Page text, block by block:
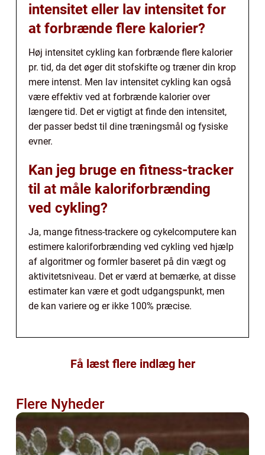
intensitet eller lav intensitet for
at forbrænde flere kalorier?
Høj intensitet cykling kan forbrænde flere kalorier
pr. tid, da det øger dit stofskifte og træner din krop
mere intenst. Men lav intensitet cykling kan også
være effektiv ved at forbrænde kalorier over
længere tid. Det er vigtigt at finde den intensitet,
der passer bedst til dine træningsmål og fysiske
evner.
Kan jeg bruge en fitness-tracker
til at måle kaloriforbrænding
ved cykling?
Ja, mange fitness-trackere og cykelcomputere kan
estimere kaloriforbrænding ved cykling ved hjælp
af algoritmer og formler baseret på din vægt og
aktivitetsniveau. Det er værd at bemærke, at disse
estimater kan være et godt udgangspunkt, men
de kan variere og er ikke 100% præcise.
Få læst flere indlæg her
Flere Nyheder